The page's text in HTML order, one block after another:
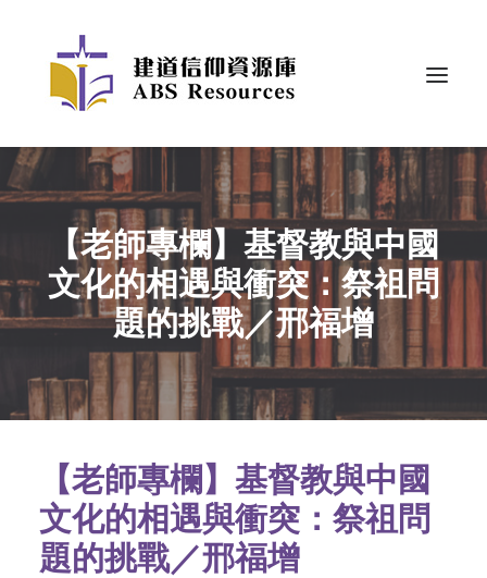
【老師專欄】基督教與中國
文化的相遇與衝突：祭祖問
題的挑戰／邢福增
【老師專欄】基督教與中國
文化的相遇與衝突：祭祖問
題的挑戰／邢福增